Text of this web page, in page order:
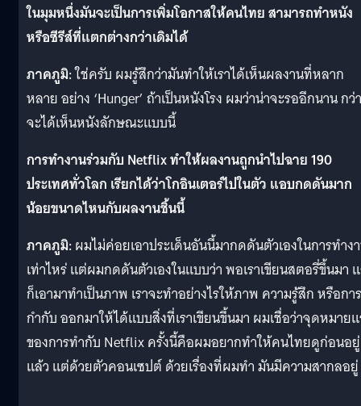
ในมุมหนึ่งมันจะเป็นการเพิ่มโอกาสให้คนไทย สามารถทำหนัง
หรือซีรีส์ที่แตกต่างกว่าเดิมได้
ภาคภูมิ:ใช่ครับ ผมรู้สึกว่ามันทำให้เราได้เห็นผลงานที่หลาก
หลาย อย่าง ‘Hunger’ ถ้าเป็นหนังโรง ผมว่าน่าจะรออีกนาน กว่า
จะได้เห็นหนังลักษณะแบบนี้
การทำงานร่วมกับ Netflix ทำให้ผลงานถูกนำไปฉาย 190
ประเทศทั่วโลก เรียกได้ว่าโกอินเตอร์ไปในตัว แอบกดดันมาก
น้อยขนาดไหนกับผลงานชิ้นนี้
ภาคภูมิ:ผมไม่ค่อยเอาประเด็นอันนี้มากดดันตัวเองในการทำง
เท่าไหร่ แต่ผมกดดันตัวเองในแบบว่า พอเราเขียนสตอรี่ขึ้นมา
ก็เอามาทำเป็นภาพ เราจะทำอย่างไรให้ภาพ ความรู้สึก หรือการ
กำกับ ออกมาให้ได้แบบสิ่งที่เราเขียนขึ้นมา ผมเชื่อว่าจุดหมาย
ของการทำกับ Netflix ครั้งนี้คือผมอยากทำให้คนไทยดูก่อนอยู่
แล้ว แต่ด้วยตัวคอนเซปต์ ด้วยเรื่องที่ผมทำ มันมีความสากลอยู่